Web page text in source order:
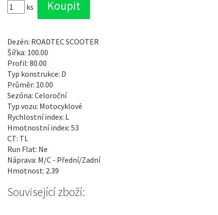
ks
Dezén: ROADTEC SCOOTER
Šířka: 100.00
Profil: 80.00
Typ konstrukce: D
Průměr: 10.00
Sezóna: Celoroční
Typ vozu: Motocyklové
Rychlostní index: L
Hmotnostní index: 53
CT: TL
Run Flat: Ne
Náprava: M/C - Přední/Zadní
Hmotnost: 2.39
Související zboží: